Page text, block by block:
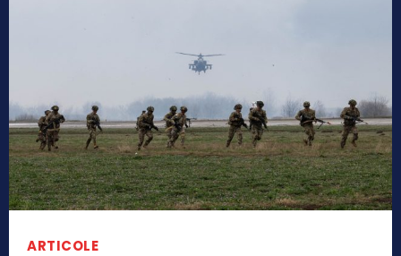
ARTICOLE